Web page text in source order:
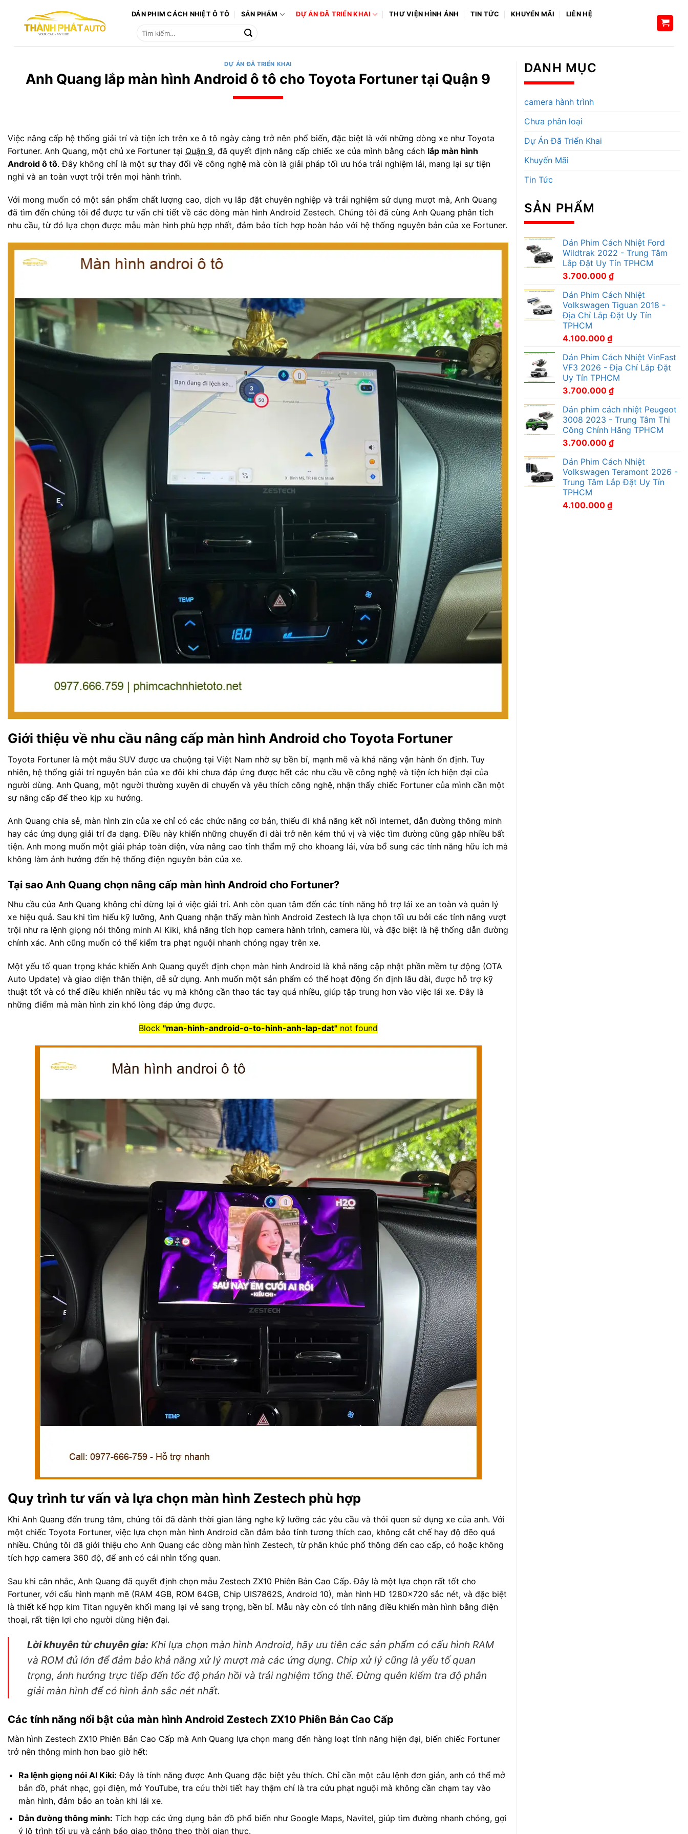
dung
DÁN PHIM CÁCH NHIỆT Ô TÔ SẢN PHẨM DỰ ÁN ĐÃ TRIỂN KHAI THƯ VIỆN HÌNH ẢNH TIN TỨC KHUYẾN MÃI
LIÊN HỆ
Tìm
DỰ ÁN ĐÃ TRIỂN KHAI
Anh Quang lắp màn hình Android ô tô cho Toyota Fortuner tại Quận 9
Việc nâng cấp hệ thống giải trí và tiện ích trên xe ô tô ngày càng trở nên phổ biến, đặc biệt là với những dòng xe như Toyota
Fortuner. Anh Quang, một chủ xe Fortuner tại Quận 9, đã quyết định nâng cấp chiếc xe của mình bằng cách lắp màn hình
Android ô tô. Đây không chỉ là một sự thay đổi về công nghệ mà còn là giải pháp tối ưu hóa trải nghiệm lái, mang lại sự tiện
nghi và an toàn vượt trội trên mọi hành trình.
Với mong muốn có một sản phẩm chất lượng cao, dịch vụ lắp đặt chuyên nghiệp và trải nghiệm sử dụng mượt mà, Anh Quang
đã tìm đến chúng tôi để được tư vấn chi tiết về các dòng màn hình Android Zestech. Chúng tôi đã cùng Anh Quang phân tích
nhu cầu, từ đó lựa chọn được mẫu màn hình phù hợp nhất, đảm bảo tích hợp hoàn hảo với hệ thống nguyên bản của xe Fortuner.
Giới thiệu về nhu cầu nâng cấp màn hình Android cho Toyota Fortuner
Toyota Fortuner là một mẫu SUV được ưa chuộng tại Việt Nam nhờ sự bền bỉ, mạnh mẽ và khả năng vận hành ổn định. Tuy
nhiên, hệ thống giải trí nguyên bản của xe đôi khi chưa đáp ứng được hết các nhu cầu về công nghệ và tiện ích hiện đại của
người dùng. Anh Quang, một người thường xuyên di chuyển và yêu thích công nghệ, nhận thấy chiếc Fortuner của mình cần một
sự nâng cấp để theo kịp xu hướng.
Anh Quang chia sẻ, màn hình zin của xe chỉ có các chức năng cơ bản, thiếu đi khả năng kết nối internet, dẫn đường thông minh
hay các ứng dụng giải trí đa dạng. Điều này khiến những chuyến đi dài trở nên kém thú vị và việc tìm đường cũng gặp nhiều bất
tiện. Anh mong muốn một giải pháp toàn diện, vừa nâng cao tính thẩm mỹ cho khoang lái, vừa bổ sung các tính năng hữu ích mà
không làm ảnh hưởng đến hệ thống điện nguyên bản của xe.
Tại sao Anh Quang chọn nâng cấp màn hình Android cho Fortuner?
Nhu cầu của Anh Quang không chỉ dừng lại ở việc giải trí. Anh còn quan tâm đến các tính năng hỗ trợ lái xe an toàn và quản lý
xe hiệu quả. Sau khi tìm hiểu kỹ lưỡng, Anh Quang nhận thấy màn hình Android Zestech là lựa chọn tối ưu bởi các tính năng vượt
trội như ra lệnh giọng nói thông minh AI Kiki, khả năng tích hợp camera hành trình, camera lùi, và đặc biệt là hệ thống dẫn đường
chính xác. Anh cũng muốn có thể kiểm tra phạt nguội nhanh chóng ngay trên xe.
Một yếu tố quan trọng khác khiến Anh Quang quyết định chọn màn hình Android là khả năng cập nhật phần mềm tự động (OTA
Auto Update) và giao diện thân thiện, dễ sử dụng. Anh muốn một sản phẩm có thể hoạt động ổn định lâu dài, được hỗ trợ kỹ
thuật tốt và có thể điều khiển nhiều tác vụ mà không cần thao tác tay quá nhiều, giúp tập trung hơn vào việc lái xe. Đây là
những điểm mà màn hình zin khó lòng đáp ứng được.
Block "man-hinh-android-o-to-hinh-anh-lap-dat"not found
Quy trình tư vấn và lựa chọn màn hình Zestech phù hợp
Khi Anh Quang đến trung tâm, chúng tôi đã dành thời gian lắng nghe kỹ lưỡng các yêu cầu và thói quen sử dụng xe của anh. Với
một chiếc Toyota Fortuner, việc lựa chọn màn hình Android cần đảm bảo tính tương thích cao, không cắt chế hay độ đẽo quá
nhiều. Chúng tôi đã giới thiệu cho Anh Quang các dòng màn hình Zestech, từ phân khúc phổ thông đến cao cấp, có hoặc không
tích hợp camera 360 độ, để anh có cái nhìn tổng quan.
Sau khi cân nhắc, Anh Quang đã quyết định chọn mẫu Zestech ZX10 Phiên Bản Cao Cấp. Đây là một lựa chọn rất tốt cho
Fortuner, với cấu hình mạnh mẽ (RAM 4GB, ROM 64GB, Chip UIS7862S, Android 10), màn hình HD 1280×720 sắc nét, và đặc biệt
là thiết kế hợp kim Titan nguyên khối mang lại vẻ sang trọng, bền bỉ. Mẫu này còn có tính năng điều khiển màn hình bằng điện
thoại, rất tiện lợi cho người dùng hiện đại.
Lời khuyên từ chuyên gia: Khi lựa chọn màn hình Android, hãy ưu tiên các sản phẩm có cấu hình RAM
và ROM đủ lớn để đảm bảo khả năng xử lý mượt mà các ứng dụng. Chip xử lý cũng là yếu tố quan
trọng, ảnh hưởng trực tiếp đến tốc độ phản hồi và trải nghiệm tổng thể. Đừng quên kiểm tra độ phân
giải màn hình để có hình ảnh sắc nét nhất.
Các tính năng nổi bật của màn hình Android Zestech ZX10 Phiên Bản Cao Cấp
Màn hình Zestech ZX10 Phiên Bản Cao Cấp mà Anh Quang lựa chọn mang đến hàng loạt tính năng hiện đại, biến chiếc Fortuner
trở nên thông minh hơn bao giờ hết:
Ra lệnh giọng nói AI Kiki: Đây là tính năng được Anh Quang đặc biệt yêu thích. Chỉ cần một câu lệnh đơn giản, anh có thể mở
bản đồ, phát nhạc, gọi điện, mở YouTube, tra cứu thời tiết hay thậm chí là tra cứu phạt nguội mà không cần chạm tay vào
màn hình, đảm bảo an toàn khi lái xe.
Dẫn đường thông minh: Tích hợp các ứng dụng bản đồ phổ biến như Google Maps, Navitel, giúp tìm đường nhanh chóng, gợi
ý lộ trình tối ưu và cảnh báo giao thông theo thời gian thực.
DANH MỤC
camera hành trình
Chưa phân loại
Dự Án Đã Triển Khai
Khuyến Mãi
Tin Tức
SẢN PHẨM
Dán Phim Cách Nhiệt Ford
Wildtrak 2022 - Trung Tâm
Lắp Đặt Uy Tín TPHCM
3.700.000 ₫
Dán Phim Cách Nhiệt
Volkswagen Tiguan 2018 -
Địa Chỉ Lắp Đặt Uy Tín
TPHCM
4.100.000 ₫
Dán Phim Cách Nhiệt VinFast
VF3 2026 - Địa Chỉ Lắp Đặt
Uy Tín TPHCM
3.700.000 ₫
Dán phim cách nhiệt Peugeot
3008 2023 - Trung Tâm Thi
Công Chính Hãng TPHCM
3.700.000 ₫
Dán Phim Cách Nhiệt
Volkswagen Teramont 2026 -
Trung Tâm Lắp Đặt Uy Tín
TPHCM
4.100.000 ₫